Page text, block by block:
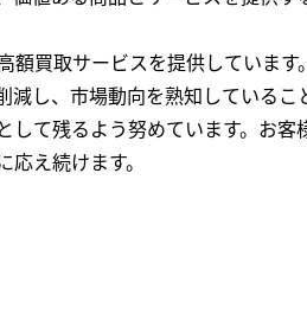
買取サービスを提供していま
し、市場動向を熟知しているこ
て残るよう努めています。お
え続けます。